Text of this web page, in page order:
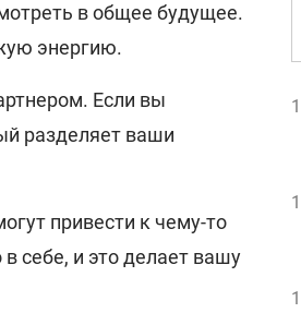
в общее будущее.
энергию.
Если вы
разделяет ваши
привести к чему-то
себе, и это делает вашу